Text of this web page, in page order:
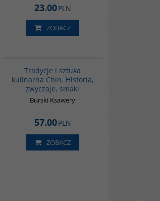
23.00PLN
ZOBACZ
Tradycje i sztuka
kulinarna Chin. Historia,
zwyczaje, smaki
Burski Ksawery
57.00PLN
ZOBACZ